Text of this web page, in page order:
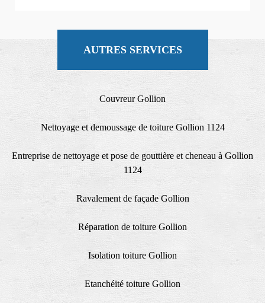
AUTRES SERVICES
Couvreur Gollion
Nettoyage et demoussage de toiture Gollion 1124
Entreprise de nettoyage et pose de gouttière et cheneau à Gollion
1124
Ravalement de façade Gollion
Réparation de toiture Gollion
Isolation toiture Gollion
Etanchéité toiture Gollion